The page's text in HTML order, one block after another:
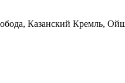
Казанский Кремль,